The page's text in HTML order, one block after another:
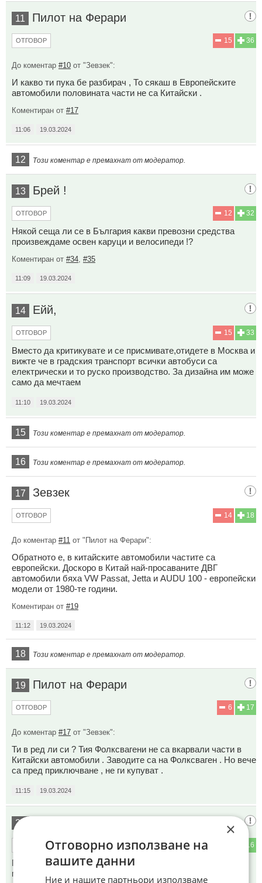
11 Пилот на Ферари
36
15
ОТГОВОР
До коментар #10 от "Зевзек":
И какво ти пука бе разбирач , То сякаш в Европейските
автомобили половината части не са Китайски .
Коментиран от #17
11:06 19.03.2024
12 Този коментар е премахнат от модератор.
13 Брей !
32
12
ОТГОВОР
Някой сеща ли се в България какви превозни средства
произвеждаме освен каруци и велосипеди !?
Коментиран от #34 #35
11:09 19.03.2024
14 Ейй,
33
15
ОТГОВОР
Вместо да критикувате и се присмивате,отидете в Москва и
вижте че в градския транспорт всички автобуси са
електрически и то руско производство. За дизайна им може
само да мечтаем
11:10 19.03.2024
15 Този коментар е премахнат от модератор.
16 Този коментар е премахнат от модератор.
17 Зевзек
18
14
ОТГОВОР
До коментар #11 от "Пилот на Ферари":
Обратното е, в китайските автомобили частите са
европейски. Доскоро в Китай най-просаваните ДВГ
автомобили бяха VW Passat, Jetta и AUDU 100 - европейски
модели от 1980-те години.
Коментиран от #19
11:12 19.03.2024
18 Този коментар е премахнат от модератор.
19 Пилот на Ферари
17
6
ОТГОВОР
До коментар #17 от "Зевзек":
Ти в ред ли си ? Тия Фолксвагени не са вкарвали части в
Китайски автомобили . Заводите са на Фолксваген . Но вече
са пред приключване , не ги купуват .
11:15 19.03.2024
20
16
ОТГОВОР
По-добре да бяха почнали да произвеждат стария
мотоциклет Урал. Само той заслужава.
×
Отговорно използване на
вашите данни
Ние и нашите партньори използваме